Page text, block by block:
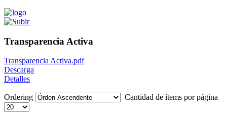
Transparencia Activa
Transparencia Activa.pdf
Descarga
Detalles
Ordering Cantidad de ítems por página